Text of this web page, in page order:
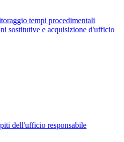
tempi procedimentali
sostitutive e acquisizione d'ufficio
dell'ufficio responsabile